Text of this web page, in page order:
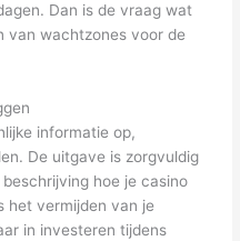
Dan is de vraag wat
van wachtzones voor de
informatie op,
De uitgave is zorgvuldig
hoe je casino
het vermijden van je
in investeren tijdens